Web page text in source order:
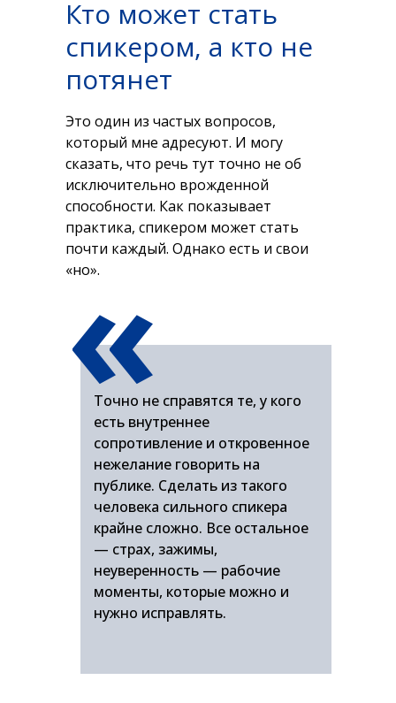
Кто может стать
спикером, а кто не
потянет
Это один из частых вопросов,
который мне адресуют. И могу
сказать, что речь тут точно не об
исключительно врожденной
способности. Как показывает
практика, спикером может стать
почти каждый. Однако есть и свои
«но».
Точно не справятся те, у кого
есть внутреннее
сопротивление и откровенное
нежелание говорить на
публике. Сделать из такого
человека сильного спикера
крайне сложно. Все остальное
— страх, зажимы,
неуверенность — рабочие
моменты, которые можно и
нужно исправлять.
«